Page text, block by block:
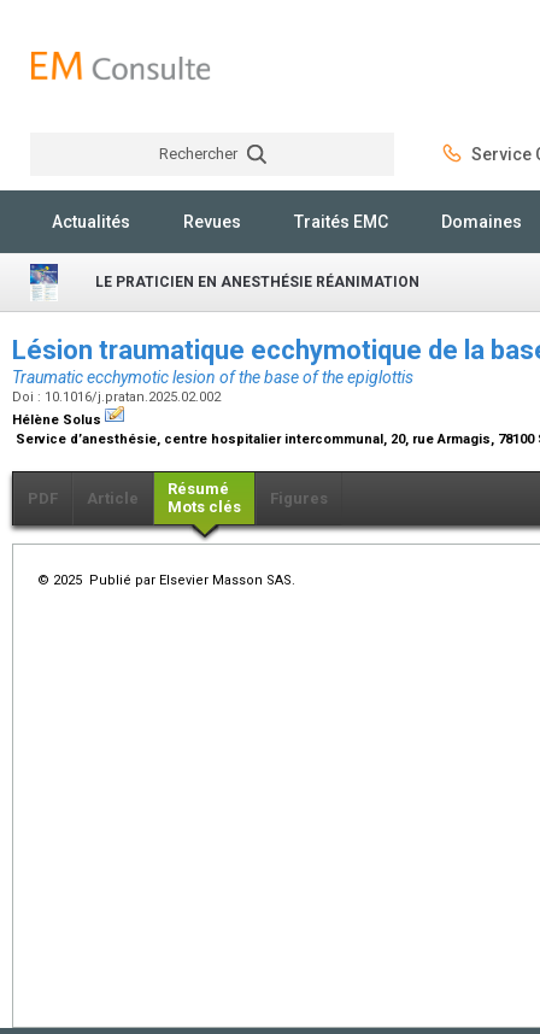
Rechercher Service
Actualités Revues Traités EMC Domaines
LE PRATICIEN EN ANESTHÉSIE RÉANIMATION
Lésion traumatique ecchymotique de la
Traumatic ecchymotic lesion of the base of the epiglottis
Doi : 10.1016/j.pratan.2025.02.002
Hélène Solus
Service d’anesthésie, centre hospitalier intercommunal, 20, rue Armagis,
PDF Article
Résumé
Mots clés
Figures
© 2025 Publié par Elsevier Masson SAS.